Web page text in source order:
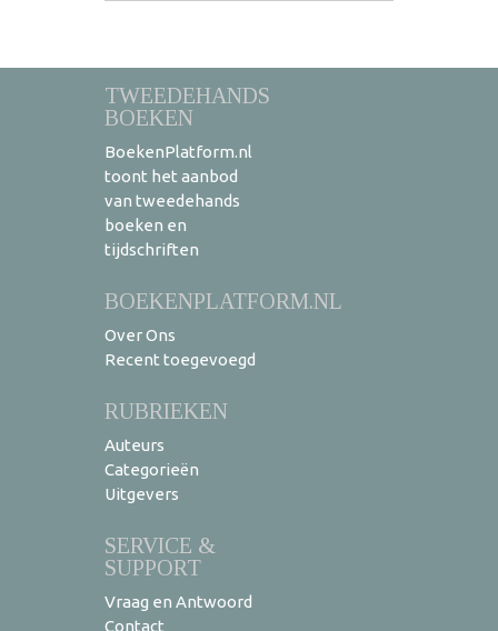
TWEEDEHANDS
BOEKEN
BoekenPlatform.nl
toont het aanbod
van tweedehands
boeken en
tijdschriften
BOEKENPLATFORM.NL
Over Ons
Recent toegevoegd
RUBRIEKEN
Auteurs
Categorieën
Uitgevers
SERVICE &
SUPPORT
Vraag en Antwoord
Contact